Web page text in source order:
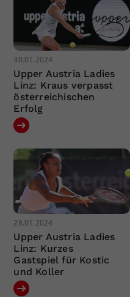
30.01.2024
Upper Austria Ladies
Linz: Kraus verpasst
österreichischen
Erfolg
28.01.2024
Upper Austria Ladies
Linz: Kurzes
Gastspiel für Kostic
und Koller